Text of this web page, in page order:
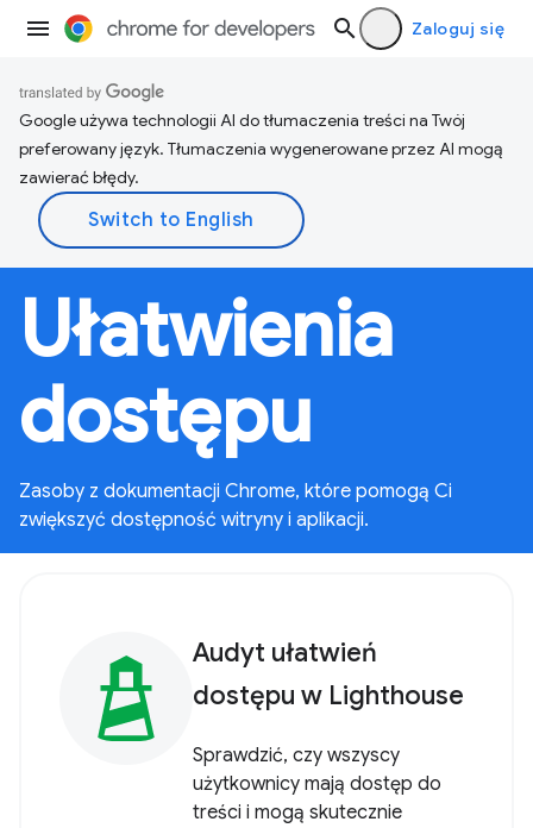
Zaloguj się
Google używa technologii AI do tłumaczenia treści na Twój
preferowany język. Tłumaczenia wygenerowane przez AI mogą
zawierać błędy.
Ułatwienia
dostępu
Zasoby z dokumentacji Chrome, które pomogą Ci
zwiększyć dostępność witryny i aplikacji.
Audyt ułatwień
dostępu w Lighthouse
Sprawdzić, czy wszyscy
użytkownicy mają dostęp do
treści i mogą skutecznie